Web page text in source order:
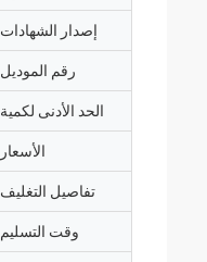
إصدار الشهادات
رقم الموديل
الحد الأدنى لكمية
الأسعار
تفاصيل التغليف
وقت التسليم